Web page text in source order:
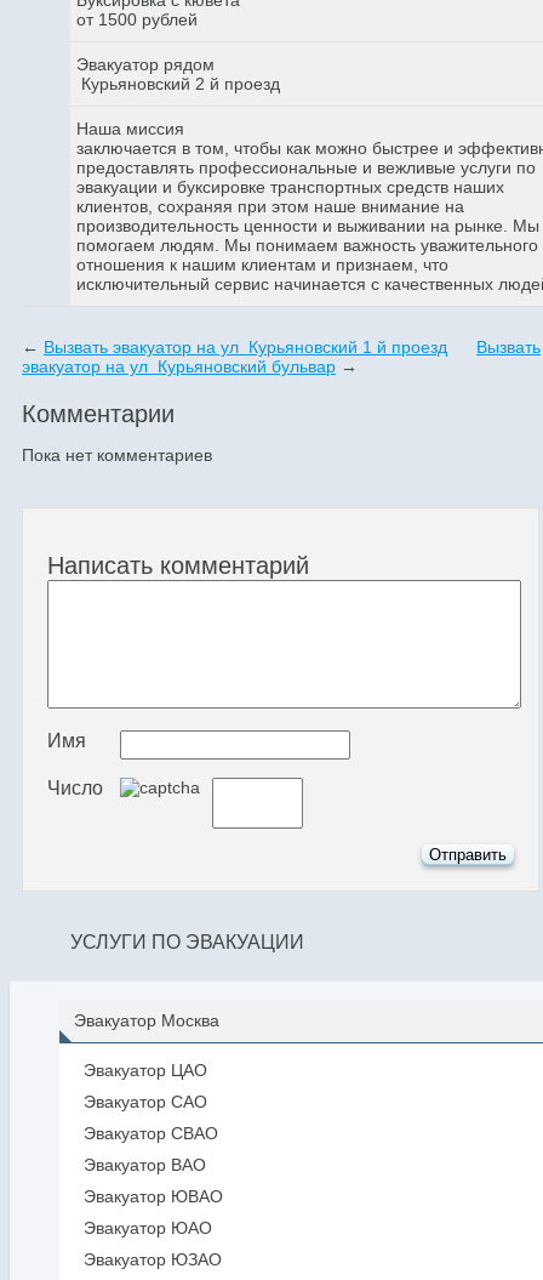
от 1500 рублей
Эвакуатор рядом
Курьяновский 2 й проезд
Наша миссия
заключается в том, чтобы как можно быстрее и
предоставлять профессиональные и вежливые услуги по
эвакуации и буксировке транспортных средств наших
клиентов, сохраняя при этом наше внимание на
производительность ценности и выживании на рынке. Мы
помогаем людям. Мы понимаем важность уважительного
отношения к нашим клиентам и признаем, что
исключительный сервис начинается с качественных
← Вызвать эвакуатор на ул Курьяновский 1 й проезд
Вызвать
эвакуатор на ул Курьяновский бульвар →
Комментарии
Пока нет комментариев
Написать комментарий
Имя
Число
УСЛУГИ ПО ЭВАКУАЦИИ
Эвакуатор Москва
Эвакуатор ЦАО
Эвакуатор САО
Эвакуатор СВАО
Эвакуатор ВАО
Эвакуатор ЮВАО
Эвакуатор ЮАО
Эвакуатор ЮЗАО